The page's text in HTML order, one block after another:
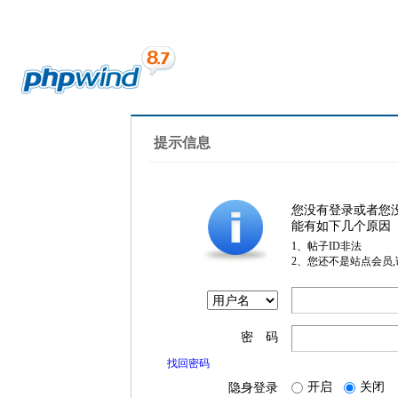
提示信息
您没有登录或者您
能有如下几个原因
1、帖子ID非法
2、您还不是站点会员
密 码
找回密码
隐身登录 开启 关闭